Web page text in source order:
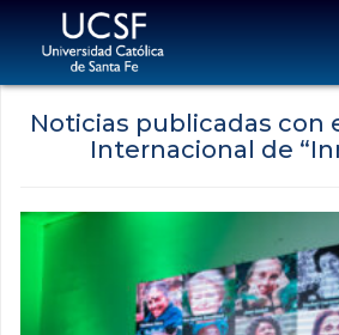
Noticias publicadas con
Internacional de